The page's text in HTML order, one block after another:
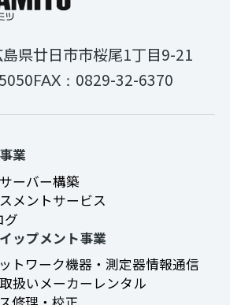
県廿日市市桜尾1丁目9-21
FAX： 0829-32-6370
業
サーバー構築
メントサービス
グ
ップメント事業
トワーク機器・測定器情報通信
取扱いメーカー レンタル